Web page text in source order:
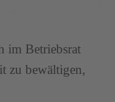
im Betriebsrat
zu bewältigen,